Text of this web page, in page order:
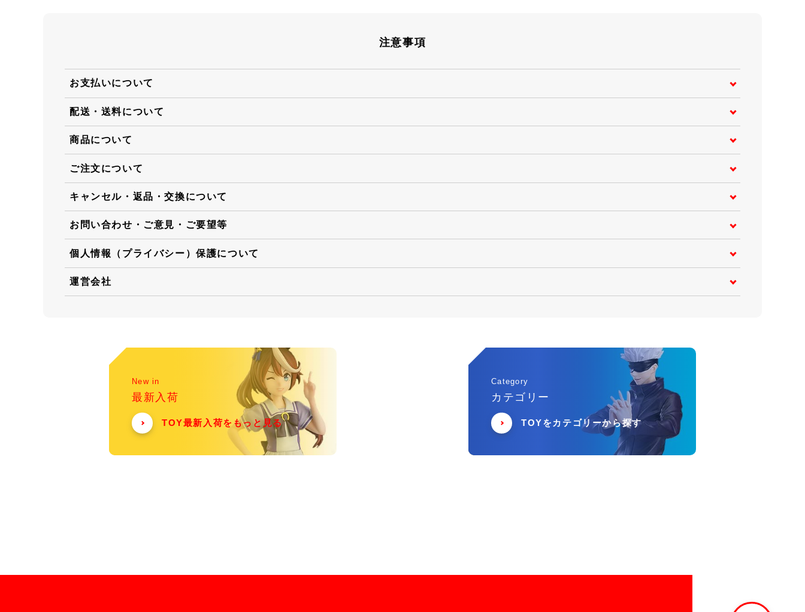
注意事項
お支払いについて
配送・送料について
商品について
ご注文について
キャンセル・返品・交換について
お問い合わせ・ご意見・ご要望等
個人情報（プライバシー）保護について
運営会社
New in
最新入荷
TOY最新入荷をもっと見る
Category
カテゴリー
TOYをカテゴリーから探す